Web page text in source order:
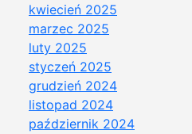
kwiecień 2025
marzec 2025
luty 2025
styczeń 2025
grudzień 2024
listopad 2024
październik 2024